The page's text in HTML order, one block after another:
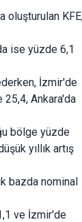
oluşturulan
ise yüzde 6,1
İzmir'de
Ankara'da
bölge yüzde
yıllık artış
bazda nominal
ve İzmir'de